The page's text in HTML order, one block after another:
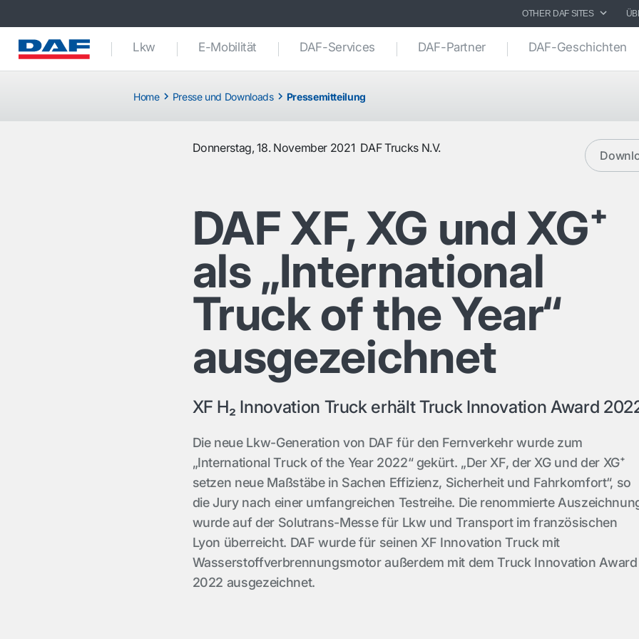
OTHER DAF SITES
Lkw E-Mobilität DAF-Services DAF-Partner DAF-Geschichten
Home Presse und Downloads Pressemitteilung
Donnerstag, 18. November 2021 DAF Trucks N.V.
DAF XF, XG und XG⁺
als „International
Truck of the Year“
ausgezeichnet
XF H₂ Innovation Truck erhält Truck Innovation Award
Die neue Lkw-Generation von DAF für den Fernverkehr wurde zum
„International Truck of the Year 2022“ gekürt. „Der XF, der XG und der XG⁺
setzen neue Maßstäbe in Sachen Effizienz, Sicherheit und Fahrkomfort“, so
die Jury nach einer umfangreichen Testreihe. Die renommierte
wurde auf der Solutrans-Messe für Lkw und Transport im französischen
Lyon überreicht. DAF wurde für seinen XF Innovation Truck mit
Wasserstoffverbrennungsmotor außerdem mit dem Truck Innovation Award
2022 ausgezeichnet.